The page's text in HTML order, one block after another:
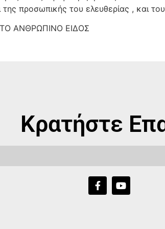
προσωπικής του ελευθερίας , και
ΑΝΘΡΩΠΙΝΟ ΕΙΔΟΣ
Κρατήστε